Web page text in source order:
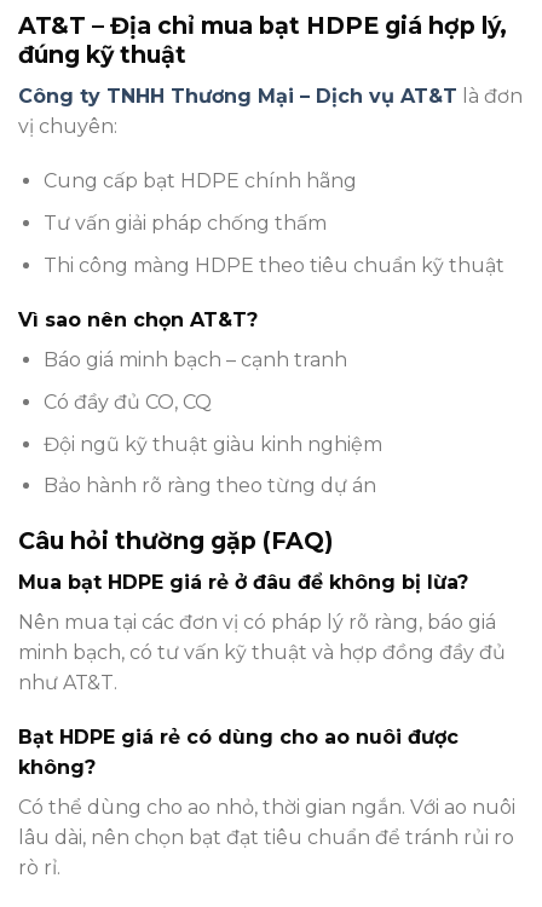
AT&T – Địa chỉ mua bạt HDPE giá hợp lý,
đúng kỹ thuật
Công ty TNHH Thương Mại – Dịch vụ AT&T là đơn
vị chuyên:
Cung cấp bạt HDPE chính hãng
Tư vấn giải pháp chống thấm
Thi công màng HDPE theo tiêu chuẩn kỹ thuật
Vì sao nên chọn AT&T?
Báo giá minh bạch – cạnh tranh
Có đầy đủ CO, CQ
Đội ngũ kỹ thuật giàu kinh nghiệm
Bảo hành rõ ràng theo từng dự án
Câu hỏi thường gặp (FAQ)
Mua bạt HDPE giá rẻ ở đâu để không bị lừa?
Nên mua tại các đơn vị có pháp lý rõ ràng, báo giá
minh bạch, có tư vấn kỹ thuật và hợp đồng đầy đủ
như AT&T.
Bạt HDPE giá rẻ có dùng cho ao nuôi được
không?
Có thể dùng cho ao nhỏ, thời gian ngắn. Với ao nuôi
lâu dài, nên chọn bạt đạt tiêu chuẩn để tránh rủi ro
rò rỉ.